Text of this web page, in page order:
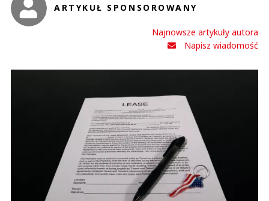
ARTYKUŁ SPONSOROWANY
Najnowsze artykuły autora
Napisz wiadomość